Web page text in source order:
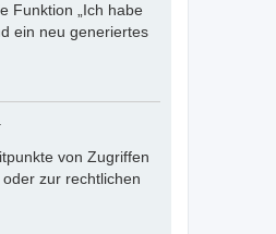
Funktion „Ich habe
ein neu generiertes
von Zugriffen
zur rechtlichen